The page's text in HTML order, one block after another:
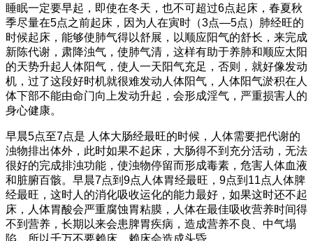
睡眠一定要早起，即使在冬天，也不可超过6点起床，春夏秋
季尽量在5点之前起床，因为人在寅时（3点—5点）肺经旺的
时候起床，能够使肺气得以舒展，以顺应阳气的舒长，来完成
新陈代谢，肃降浊气，使肺气清，这样有助于养肺和顺应太阳
的天势升起人体阳气，使人一天阳气充足，否则，就好像发动
机，过了这段好时机就很难发动人体阳气，人体阳气淤积在人
体下部不能由命门向上发动升起，会形成淫气，严重损害人的
身心健康。
早晨5点至7点是 人体大肠经最旺的时候，人体需要把代谢的
浊物排出体外，此时如果不起床，大肠得不到充分活动，无法
很好的完成排浊功能，使浊物停留而形成毒素，危害人体血液
和脏腑百骸。早晨7点到9点人体胃经最旺，9点到11点人体脾
经最旺，这时人的消化吸收运化的能力最好，如果这时还不起
床，人体胃酸会严重腐蚀胃粘膜，人体在最佳吸收营养时间得
不到营养，长期以来会患脾胃疾病，造成营养不良、中气塌
陷。所以千万不要赖床，赖床会造成头昏。